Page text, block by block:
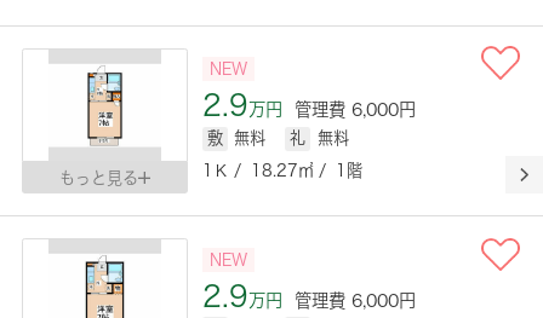
もっと見る
NEW
2.9万円 管理費 6,000円
敷 無料 礼
無料
1Ｋ / 18.27㎡ / 1階
NEW
2.9万円 管理費 6,000円